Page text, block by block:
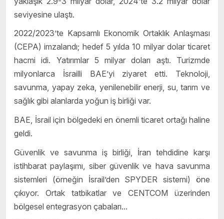
seviyesine ulaştı.
2022/2023’te Kapsamlı Ekonomik Ortaklık Anlaşması
(CEPA) imzalandı; hedef 5 yılda 10 milyar dolar ticaret
hacmi idi. Yatırımlar 5 milyar doları aştı. Turizmde
milyonlarca İsrailli BAE’yi ziyaret etti. Teknoloji,
savunma, yapay zeka, yenilenebilir enerji, su, tarım ve
sağlık gibi alanlarda yoğun iş birliği var.
BAE, İsrail için bölgedeki en önemli ticaret ortağı haline
geldi.
Güvenlik ve savunma iş birliği, İran tehdidine karşı
istihbarat paylaşımı, siber güvenlik ve hava savunma
sistemleri (örneğin İsrail’den SPYDER sistemi) öne
çıkıyor. Ortak tatbikatlar ve CENTCOM üzerinden
bölgesel entegrasyon çabaları...